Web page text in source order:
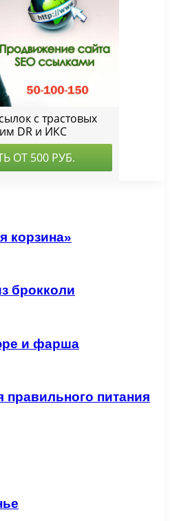
корзина»
брокколи
и фарша
питания